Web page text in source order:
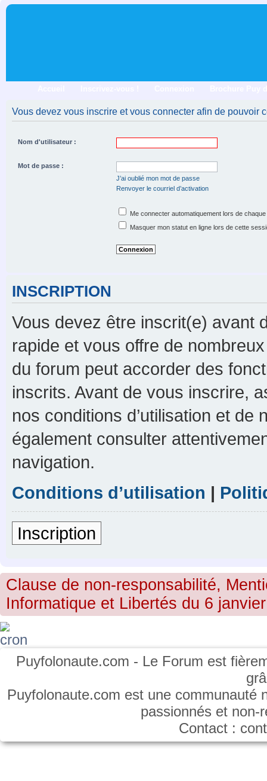
Vous devez vous inscrire et vous connecter afin de pouvoir
Nom d'utilisateur :
Mot de passe :
J’ai oublié mon mot de passe
Renvoyer le courriel d’activation
Me connecter automatiquement lors de
Masquer mon statut en ligne lors de cette
INSCRIPTION
Vous devez être inscrit(e) avant
rapide et vous offre de
du forum peut accorder des
inscrits. Avant de vous inscrire,
nos conditions d’utilisation et de
également consulter
navigation.
Conditions d’utilisation |
Inscription
Clause de non-responsabilité,
Informatique et Libertés du 6
Puyfolonaute.com - Le Forum est
Puyfolonaute.com est une communauté
passionnés et
Contact :